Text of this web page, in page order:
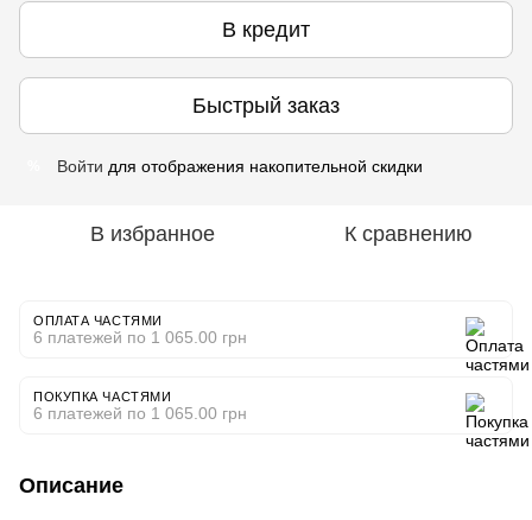
В кредит
Быстрый заказ
Войти для отображения накопительной скидки
В избранное К сравнению
ОПЛАТА ЧАСТЯМИ
6 платежей по 1 065.00 грн
ПОКУПКА ЧАСТЯМИ
6 платежей по 1 065.00 грн
Описание